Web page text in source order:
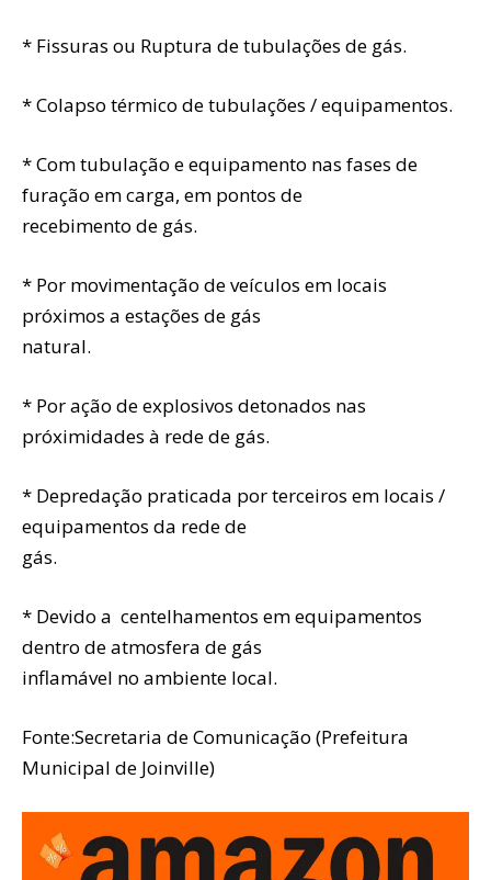
* Fissuras ou Ruptura de tubulações de gás.
* Colapso térmico de tubulações / equipamentos.
* Com tubulação e equipamento nas fases de
furação em carga, em pontos de
recebimento de gás.
* Por movimentação de veículos em locais
próximos a estações de gás
natural.
* Por ação de explosivos detonados nas
próximidades à rede de gás.
* Depredação praticada por terceiros em locais /
equipamentos da rede de
gás.
* Devido a centelhamentos em equipamentos
dentro de atmosfera de gás
inflamável no ambiente local.
Fonte:Secretaria de Comunicação (Prefeitura
Municipal de Joinville)